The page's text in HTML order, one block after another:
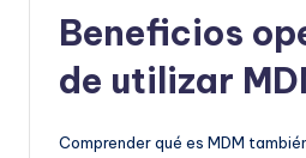
Beneficios
de utilizar
Comprender qué es MDM